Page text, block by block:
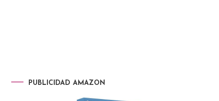
PUBLICIDAD AMAZON